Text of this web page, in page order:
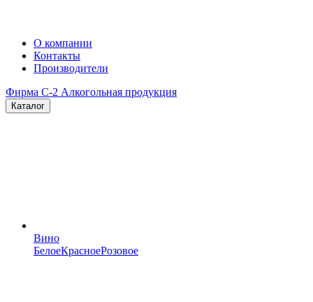
О компании
Контакты
Производители
Фирма C-2 Алкогольная продукция
Каталог
Вино
БелоеКрасноеРозовое